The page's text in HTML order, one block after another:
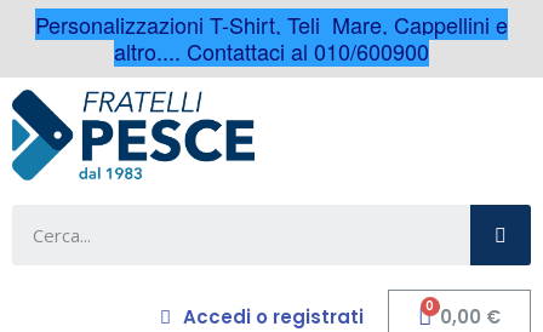
Personalizzazioni T-Shirt, Teli Mare, Cappellini e
altro.... Contattaci al 010/600900
Accedi o registrati 0,00 €